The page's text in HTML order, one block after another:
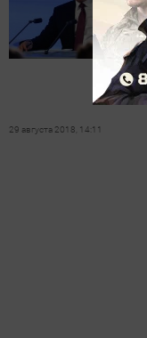
29 августа 2018, 14:11